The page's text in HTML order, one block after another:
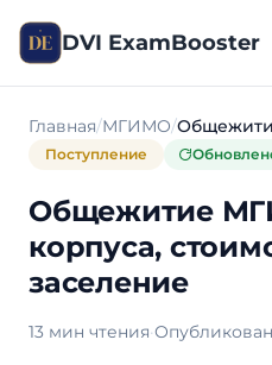
DVI ExamBooster
Главная МГИМО
Поступление
Общежитие
корпуса,
заселение
13 мин чтения·